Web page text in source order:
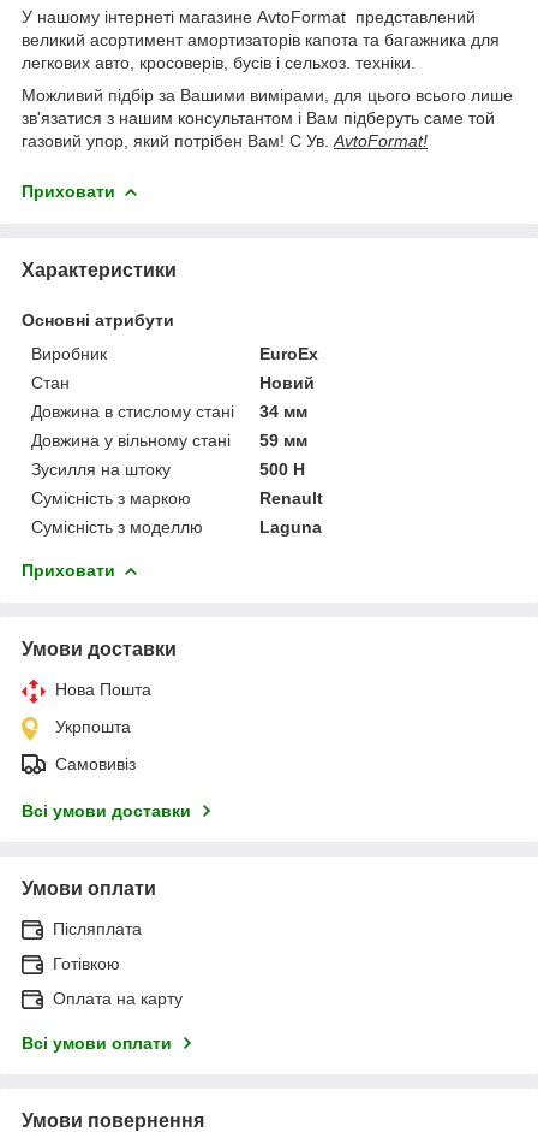
У нашому інтернеті магазине AvtoFormat представлений
великий асортимент амортизаторів капота та багажника для
легкових авто, кросоверів, бусів і сельхоз. техніки.
Можливий підбір за Вашими вимірами, для цього всього лише
зв'язатися з нашим консультантом і Вам підберуть саме той
газовий упор, який потрібен Вам! С Ув. AvtoFormat!
Приховати
Характеристики
Основні атрибути
Виробник
EuroEx
Стан
Новий
Довжина в стислому стані
34 мм
Довжина у вільному стані
59 мм
Зусилля на штоку
500 Н
Сумісність з маркою
Renault
Сумісність з моделлю
Laguna
Приховати
Умови доставки
Нова Пошта
Укрпошта
Самовивіз
Всі умови доставки
Умови оплати
Післяплата
Готівкою
Оплата на карту
Всі умови оплати
Умови повернення